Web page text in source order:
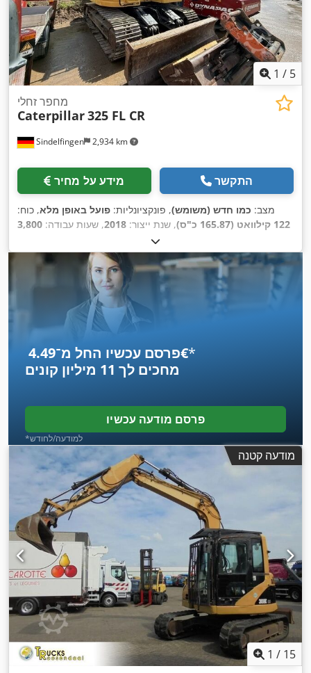
1 / 5
Sindelfingen 2,934 km
מחפר זחלי
Caterpillar325 FL CR
מידע על מחיר התקשר
מצב: כמו חדש (משומש), פונקציונליות: פועל באופן מלא, כוח:
122 קילוואט (165.87 כ"ס)
, שנת ייצור: 2018, שעות עבודה: 3,800
פרסם עכשיו החל מ־‏4.49 ‏€*
מחכים לך 11 מיליון קונים
פרסם מודעה עכשיו
*למודעה/לחודש
מודעה קטנה
1 / 15